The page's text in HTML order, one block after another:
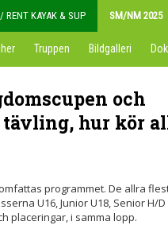
RENT KAYAK & SUP SM/NM 2025
Truppen Bildgalleri
och
hur kör
programmet. De allra
U16, Junior U18, Senior H/
placeringar, i samma lopp.